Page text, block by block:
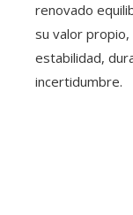
renovado
su valor
estabilidad,
incertidumbre.